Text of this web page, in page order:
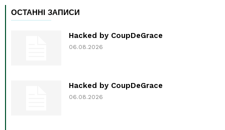
ОСТАННІ ЗАПИСИ
Hacked by CoupDeGrace
06.08.2026
Hacked by CoupDeGrace
06.08.2026